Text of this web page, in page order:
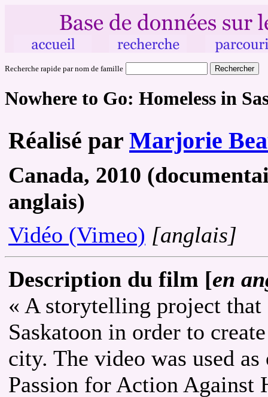
Recherche rapide par nom de famille
Nowhere to Go: Homeless in
Réalisé par Marjorie
Canada, 2010
anglais)
Vidéo (Vimeo) [anglais]
Description du film [en
« A storytelling project
Saskatoon in order to
city. The video was used
Passion for Action Against